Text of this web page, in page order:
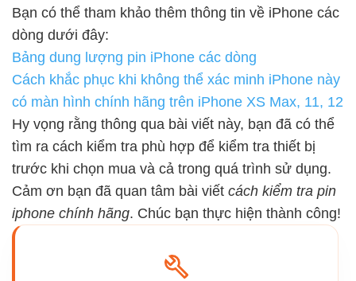
Bạn có thể tham khảo thêm thông tin về iPhone các
dòng dưới đây:
Bảng dung lượng pin iPhone các dòng
Cách khắc phục khi không thể xác minh iPhone này
có màn hình chính hãng trên iPhone XS Max, 11, 12
Hy vọng rằng thông qua bài viết này, bạn đã có thể
tìm ra cách kiểm tra phù hợp để kiểm tra thiết bị
trước khi chọn mua và cả trong quá trình sử dụng.
Cảm ơn bạn đã quan tâm bài viết cách kiểm tra pin
iphone chính hãng. Chúc bạn thực hiện thành công!